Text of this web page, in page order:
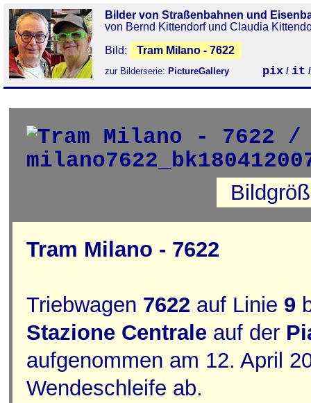
Bilder von Straßenbahnen und
von Bernd Kittendorf und Claudia
Bild:
Tram Milano - 7622
zur Bilderserie: PictureGallery pix / it
Tram Milano - 7622
Triebwagen 7622 auf Linie 9
Stazione Centrale auf der
aufgenommen am 12. April
Wendeschleife ab.